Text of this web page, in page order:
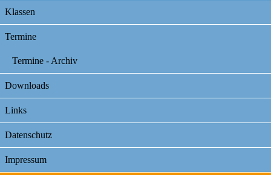
Klassen
Termine
Termine - Archiv
Downloads
Links
Datenschutz
Impressum